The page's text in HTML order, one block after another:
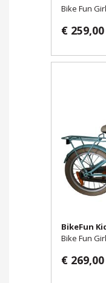
Bike Fun
€ 259,00
BikeFun
Bike Fun
€ 269,00